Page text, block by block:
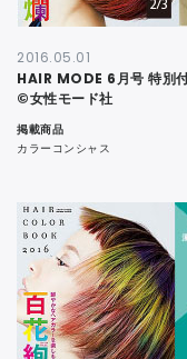
2016.05.01
HAIR MODE 6月号 特別
©女性モード社
掲載商品
カラーコンシャス